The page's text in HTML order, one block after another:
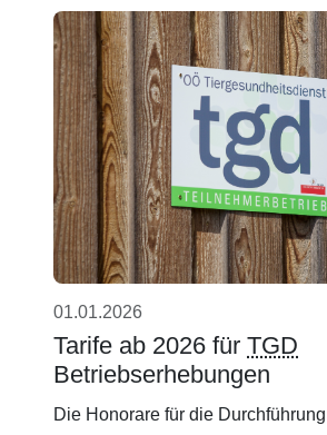
01.01.2026
Tarife ab 2026 für TGD
Betriebserhebungen
Die Honorare für die